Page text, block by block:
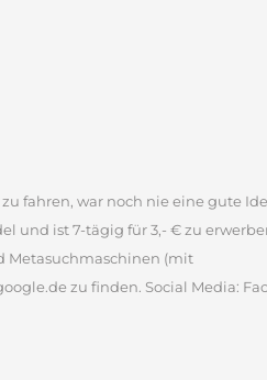
fahren, war noch nie eine gute
und ist 7-tägig für 3,- € zu
Metasuchmaschinen (mit
zu finden. Social Media: